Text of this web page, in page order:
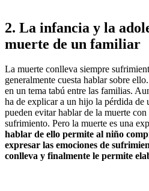
2. La infancia y la
muerte de un familiar
La muerte conlleva siempre
generalmente cuesta hablar sobre
en un tema tabú entre las familias.
ha de explicar a un hijo la pérdida de
pueden evitar hablar de la muerte
sufrimiento. Pero la muerte es una
hablar de ello permite al niño
expresar las emociones de
conlleva y finalmente le permite